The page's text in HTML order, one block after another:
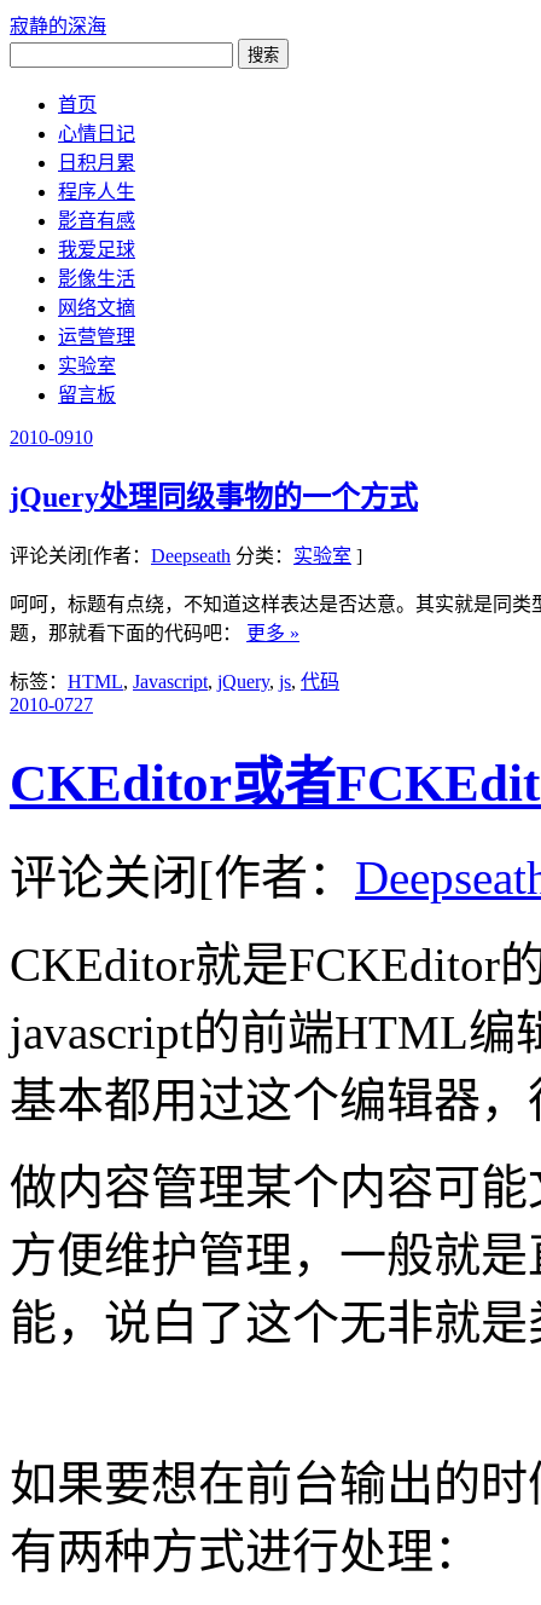
寂静的深海
首页
心情日记
日积月累
程序人生
影音有感
我爱足球
影像生活
网络文摘
运营管理
实验室
留言板
2010-0910
jQuery处理同级事物的一个方式
评论关闭 [作者： Deepseath 分类： 实验室 ]
呵呵，标题有点绕，不知道这样表达是否达意。其实就是同
题，那就看下面的代码吧：
更多 »
标签： HTML, Javascript, jQuery, js, 代码
2010-0727
CKEditor或者
评论关闭[作者：
CKEditor就是FCKEditor
javascript的前端HTML
基本都用过这个编辑器
做内容管理某个内容可
方便维护管理，一般就
能，说白了这个无非就
如果要想在前台输出的
有两种方式进行处理：